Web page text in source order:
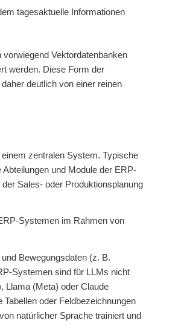
tagesaktuelle Informationen
Vektordatenbanken
werden. Diese Form der
deutlich von einer reinen
zentralen System. Typische
und Module der ERP-
Sales- oder Produktionsplanung
Systemen im Rahmen von
Bewegungsdaten (z. B.
Systemen sind für LLMs nicht
Llama (Meta) oder Claude
oder Feldbezeichnungen
natürlicher Sprache trainiert und